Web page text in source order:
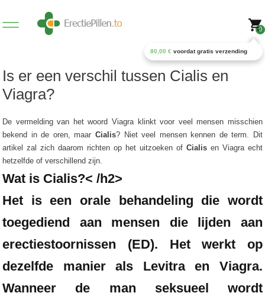
0
80,00 € voordat gratis verzending
Is er een verschil tussen Cialis en
Viagra?
De vermelding van het woord Viagra klinkt voor veel mensen misschien
bekend in de oren, maar Cialis? Niet veel mensen kennen de term. Dit
artikel zal zich daarom richten op het uitzoeken of Cialisen Viagra echt
hetzelfde of verschillend zijn.
Wat is Cialis?< /h2>
Het is een orale behandeling die wordt
toegediend aan mensen die lijden aan
erectiestoornissen (ED). Het werkt op
dezelfde manier als Levitra en Viagra.
Wanneer de man seksueel wordt